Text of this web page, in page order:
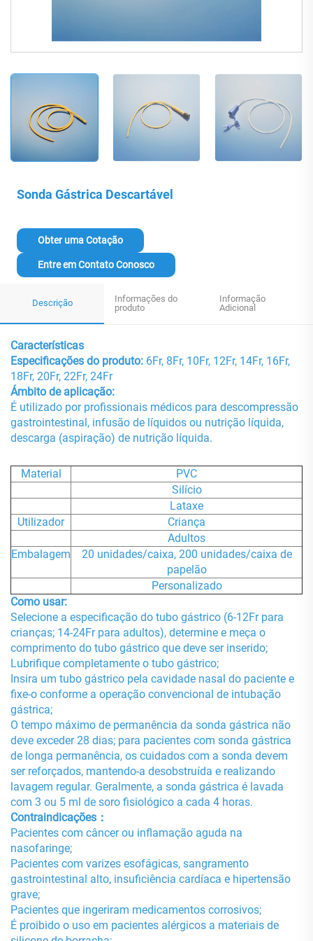
Sonda Gástrica Descartável
Obter uma Cotação
Entre em Contato Conosco
Descrição
Informações do
produto
Informação
Adicional
Características
Especificações do produto: 6Fr, 8Fr, 10Fr, 12Fr, 14Fr, 16Fr,
18Fr, 20Fr, 22Fr, 24Fr
Ámbito de aplicação:
É utilizado por profissionais médicos para descompressão
gastrointestinal, infusão de líquidos ou nutrição líquida,
descarga (aspiração) de nutrição líquida.
Material
PVC
Silício
Lataxe
Utilizador
Criança
Adultos
Embalagem
20 unidades/caixa, 200 unidades/caixa de
papelão
Personalizado
Como usar:
Selecione a especificação do tubo gástrico (6-12Fr para
crianças; 14-24Fr para adultos), determine e meça o
comprimento do tubo gástrico que deve ser inserido;
Lubrifique completamente o tubo gástrico;
Insira um tubo gástrico pela cavidade nasal do paciente e
fixe-o conforme a operação convencional de intubação
gástrica;
O tempo máximo de permanência da sonda gástrica não
deve exceder 28 dias; para pacientes com sonda gástrica
de longa permanência, os cuidados com a sonda devem
ser reforçados, mantendo-a desobstruída e realizando
lavagem regular. Geralmente, a sonda gástrica é lavada
com 3 ou 5 ml de soro fisiológico a cada 4 horas.
Contraindicações：
Pacientes com câncer ou inflamação aguda na
nasofaringe;
Pacientes com varizes esofágicas, sangramento
gastrointestinal alto, insuficiência cardíaca e hipertensão
grave;
Pacientes que ingeriram medicamentos corrosivos;
É proibido o uso em pacientes alérgicos a materiais de